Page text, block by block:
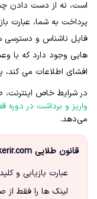
است، نه از دست دادن
پرداخت به شما، عبارت
فایل ناشناس و دسترسی
هایی وجود دارد که با
افشای اطلاعات می کند،
در شرایط خاص
واریز و برداشت در دوره
می‌دهد.
قانون طلایی Brokerir.com
عبارت بازیابی و
لینک ها را فقط